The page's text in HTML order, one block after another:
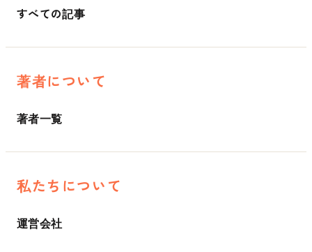
すべての記事
著者について
著者一覧
私たちについて
運営会社